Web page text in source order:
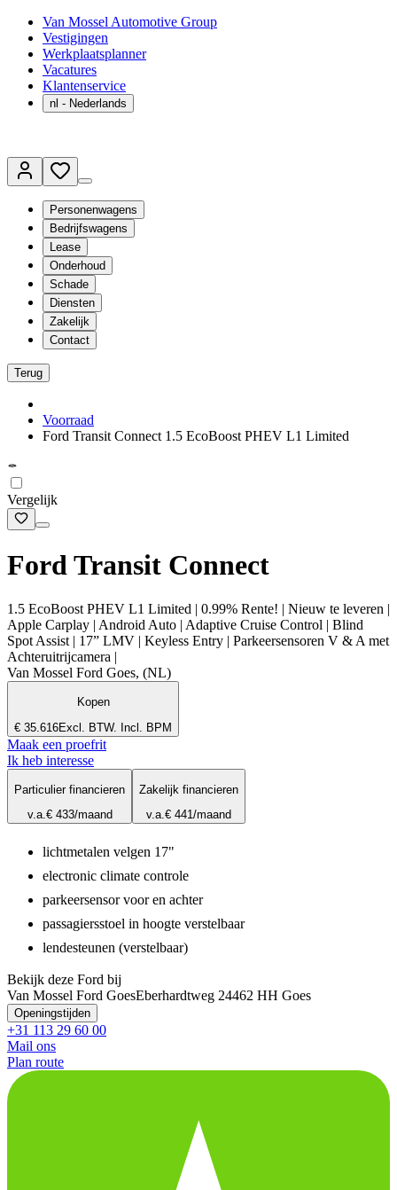
Van Mossel Automotive Group
Vestigingen
Werkplaatsplanner
Vacatures
Klantenservice
nl - Nederlands
Personenwagens
Bedrijfswagens
Lease
Onderhoud
Schade
Diensten
Zakelijk
Contact
Terug
Voorraad
Ford Transit Connect 1.5 EcoBoost PHEV L1 Limited
Vergelijk
Ford Transit Connect
1.5 EcoBoost PHEV L1 Limited | 0.99% Rente! | Nieuw te leveren |
Apple Carplay | Android Auto | Adaptive Cruise Control | Blind
Spot Assist | 17” LMV | Keyless Entry | Parkeersensoren V & A met
Achteruitrijcamera |
Van Mossel Ford Goes, (NL)
Kopen
€ 35.616Excl. BTW. Incl. BPM
Maak een proefrit
Ik heb interesse
Particulier financieren
v.a.€ 433/maand
Zakelijk financieren
v.a.€ 441/maand
lichtmetalen velgen 17"
electronic climate controle
parkeersensor voor en achter
passagiersstoel in hoogte verstelbaar
lendesteunen (verstelbaar)
Bekijk deze Ford bij
Van Mossel Ford GoesEberhardtweg 24462 HH Goes
Openingstijden
+31 113 29 60 00
Mail ons
Plan route